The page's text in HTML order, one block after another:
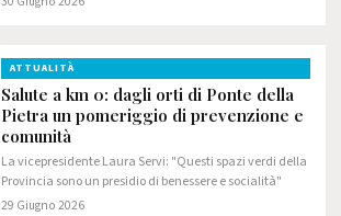
ATTUALITÀ
Salute a km 0: dagli orti di Ponte della
Pietra un pomeriggio di prevenzione e
comunità
La vicepresidente Laura Servi: "Questi spazi verdi della
Provincia sono un presidio di benessere e socialità"
29 Giugno 2026